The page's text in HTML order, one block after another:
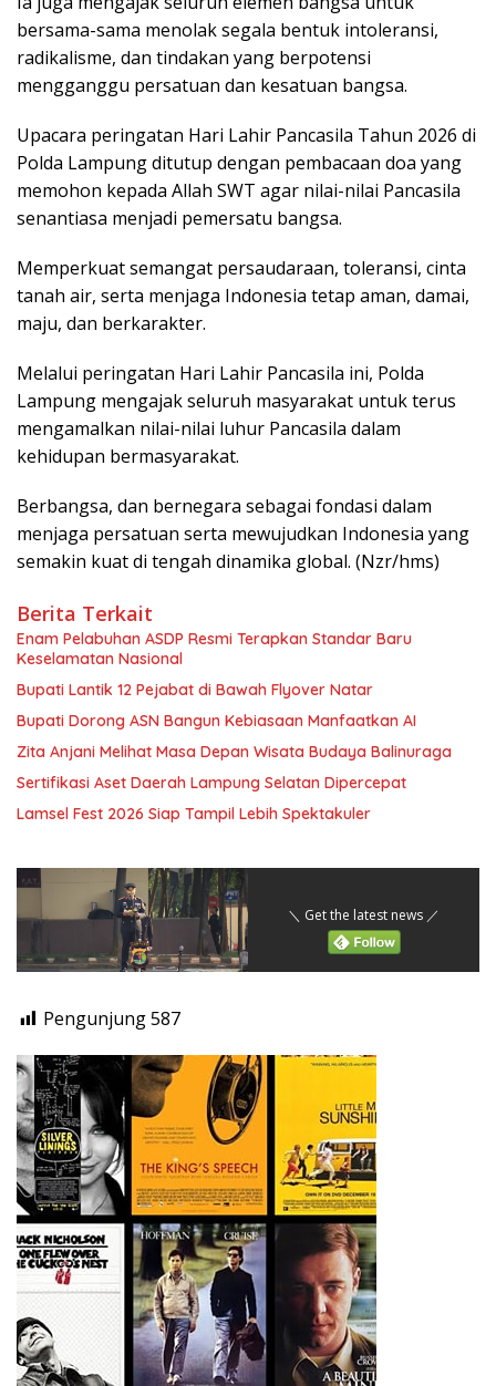
bersama-sama menolak segala bentuk intoleransi,
radikalisme, dan tindakan yang berpotensi
mengganggu persatuan dan kesatuan bangsa.
Upacara peringatan Hari Lahir Pancasila Tahun 2026 di
Polda Lampung ditutup dengan pembacaan doa yang
memohon kepada Allah SWT agar nilai-nilai Pancasila
senantiasa menjadi pemersatu bangsa.
Memperkuat semangat persaudaraan, toleransi, cinta
tanah air, serta menjaga Indonesia tetap aman, damai,
maju, dan berkarakter.
Melalui peringatan Hari Lahir Pancasila ini, Polda
Lampung mengajak seluruh masyarakat untuk terus
mengamalkan nilai-nilai luhur Pancasila dalam
kehidupan bermasyarakat.
Berbangsa, dan bernegara sebagai fondasi dalam
menjaga persatuan serta mewujudkan Indonesia yang
semakin kuat di tengah dinamika global. (Nzr/hms)
Berita Terkait
Enam Pelabuhan ASDP Resmi Terapkan Standar Baru
Keselamatan Nasional
Bupati Lantik 12 Pejabat di Bawah Flyover Natar
Bupati Dorong ASN Bangun Kebiasaan Manfaatkan AI
Zita Anjani Melihat Masa Depan Wisata Budaya Balinuraga
Sertifikasi Aset Daerah Lampung Selatan Dipercepat
Lamsel Fest 2026 Siap Tampil Lebih Spektakuler
＼ Get the latest news ／
Pengunjung587